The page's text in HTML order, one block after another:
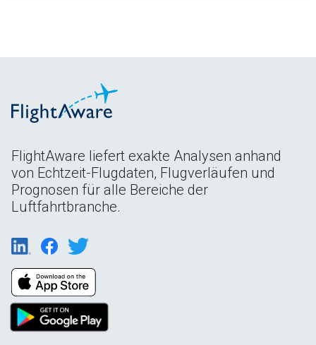
FlightAware liefert exakte Analysen anhand
von Echtzeit-Flugdaten, Flugverläufen und
Prognosen für alle Bereiche der
Luftfahrtbranche.